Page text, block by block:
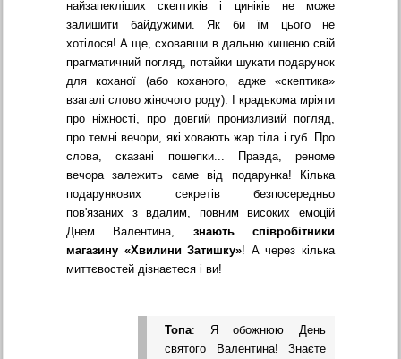
найзапекліших скептиків і циніків не може
залишити байдужими. Як би їм цього не
хотілося! А ще, сховавши в дальню кишеню свій
прагматичний погляд, потайки шукати подарунок
для коханої (або коханого, адже «скептика»
взагалі слово жіночого роду). І крадькома мріяти
про ніжності, про довгий пронизливий погляд,
про темні вечори, які ховають жар тіла і губ. Про
слова, сказані пошепки... Правда, реноме
вечора залежить саме від подарунка! Кілька
подарункових секретів безпосередньо
пов'язаних з вдалим, повним високих емоцій
Днем Валентина, знають співробітники
магазину «Хвилини Затишку»! А через кілька
миттєвостей дізнаєтеся і ви!
Топа: Я обожнюю День
святого Валентина! Знаєте